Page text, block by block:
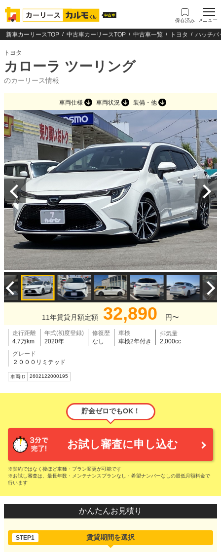
保存済み メニュー
新車カーリースTOP 中古車カーリースTOP 中古車一覧 トヨタ ハッチバ
トヨタ
カローラ ツーリング
のカーリース情報
車両仕様 車両状況 装備・他
11年賃貸月額定額 32,890 円〜
走行距離
4.7万km
年式(初度登録)
2020年
修復歴
なし
車検
車検2年付き
排気量
2,000cc
グレード
２０００リミテッド
車両ID 2602122000195
貯金ゼロでもOK！
お試し審査に申し込む
※契約ではなく後ほど車種・プラン変更が可能です
※お試し審査は、最長年数・メンテナンスプランなし・希望ナンバーなしの最低月額料金で
行います
かんたんお見積り
STEP1 賃貸期間を選択